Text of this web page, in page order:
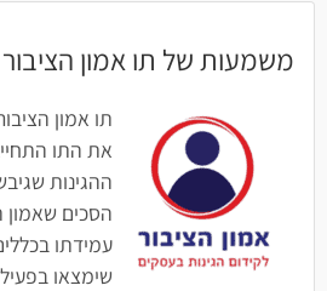
משמעות של תו אמון הציבור
תו אמון
את התו
ההגינות
הסכים שאמון
עמידתו
שימצאו